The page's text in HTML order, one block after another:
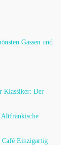
Gassen und
Klassiker: Der
Café Einzigartig